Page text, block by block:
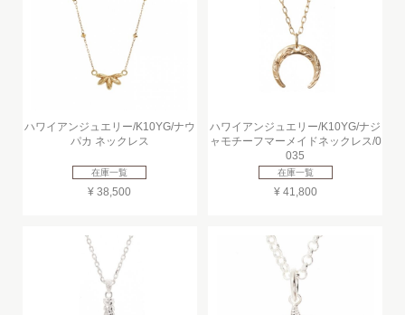
ハワイアンジュエリー/K10YG/ナウ
パカ ネックレス
在庫一覧
¥ 38,500
ハワイアンジュエリー/K10YG/ナジ
ャモチーフマーメイドネックレス/0
035
在庫一覧
¥ 41,800